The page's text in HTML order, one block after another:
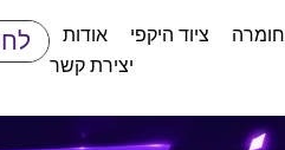
חומרה ציוד היקפי
אודות
יצירת קשר